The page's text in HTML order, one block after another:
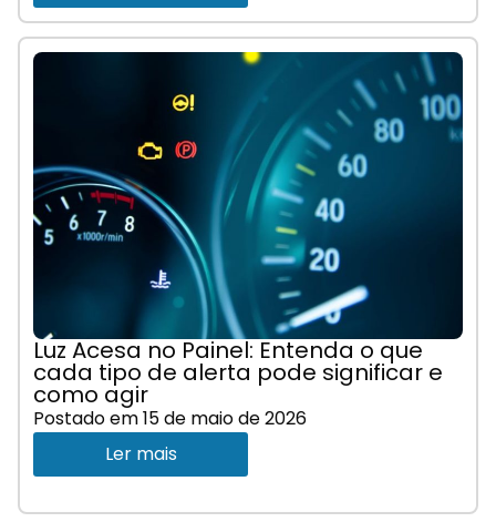
Luz Acesa no Painel: Entenda o que
cada tipo de alerta pode significar e
como agir
Postado em15 de maio de 2026
Ler mais